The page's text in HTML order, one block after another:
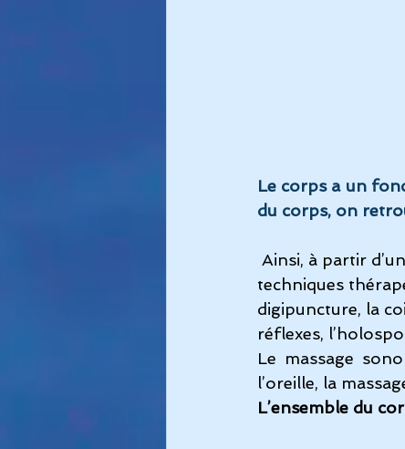
Le corps a un
du corps, on
Ainsi, à partir
techniques
digipuncture, la
réflexes,
Le massage
l’oreille, la
L’ensemble du